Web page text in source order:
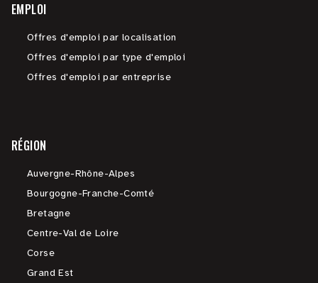
EMPLOI
Offres d'emploi par localisation
Offres d'emploi par type d'emploi
Offres d'emploi par entreprise
RÉGION
Auvergne-Rhône-Alpes
Bourgogne-Franche-Comté
Bretagne
Centre-Val de Loire
Corse
Grand Est